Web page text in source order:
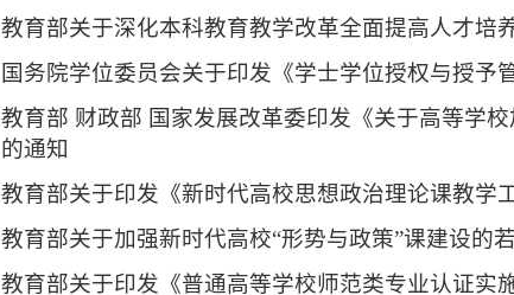
教育部关于深化本科教育教学改革全面提高人才培
国务院学位委员会关于印发《学士学位授权与授予
教育部 财政部 国家发展改革委印发 《关于高等学
的通知
教育部关于印发《新时代高校思想政治理论课教学
教育部关于加强新时代高校“形势与政策”课建设的
教育部关于印发《普通高等学校师范类专业认证实